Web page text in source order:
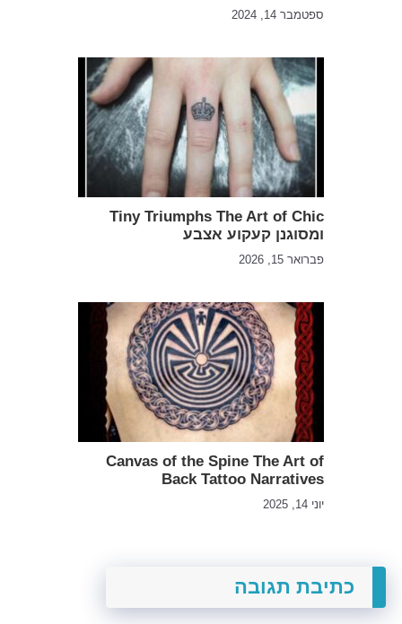
ספטמבר 14, 2024
Tiny Triumphs The Art of Chic
ומסוגנן קעקוע אצבע
פברואר 15, 2026
Canvas of the Spine The Art of
Back Tattoo Narratives
יוני 14, 2025
כתיבת תגובה